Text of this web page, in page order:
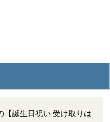
【誕生日祝い 受け取りは